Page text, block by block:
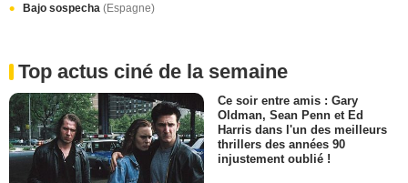
Bajo sospecha (Espagne)
Top actus ciné de la semaine
Ce soir entre amis : Gary
Oldman, Sean Penn et Ed
Harris dans l'un des meilleurs
thrillers des années 90
injustement oublié !